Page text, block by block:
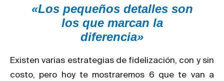
«Los pequeños detalles son
los que marcan la
diferencia»
Existen varias estrategias de fidelización, con y sin
costo, pero hoy te mostraremos 6 que te van a